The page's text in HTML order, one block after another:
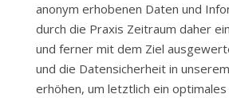
anonym erhobenen Daten und
durch die Praxis Zeitraum daher
und ferner mit dem Ziel
und die Datensicherheit in
erhöhen, um letztlich ein